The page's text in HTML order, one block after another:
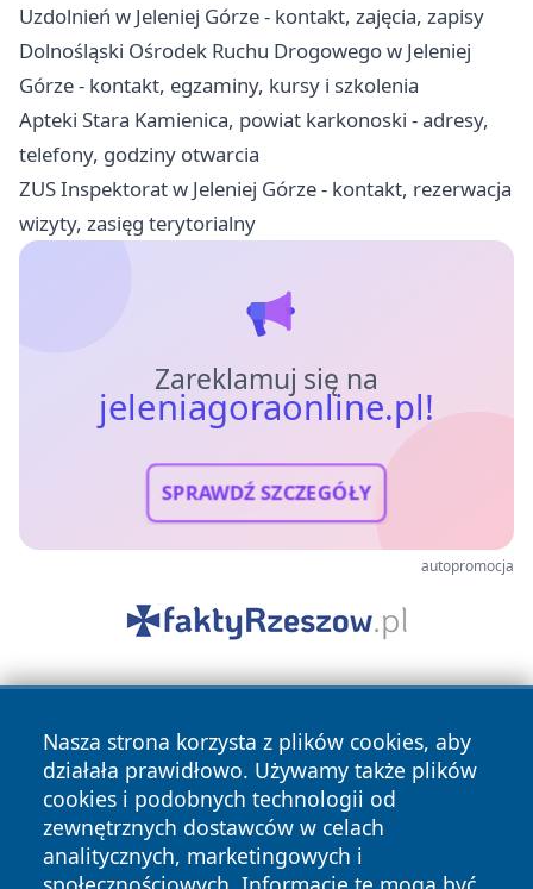
Uzdolnień w Jeleniej Górze - kontakt, zajęcia, zapisy
Dolnośląski Ośrodek Ruchu Drogowego w Jeleniej
Górze - kontakt, egzaminy, kursy i szkolenia
Apteki Stara Kamienica, powiat karkonoski - adresy,
telefony, godziny otwarcia
ZUS Inspektorat w Jeleniej Górze - kontakt, rezerwacja
wizyty, zasięg terytorialny
Zareklamuj się na
jeleniagoraonline.pl!
SPRAWDŹ SZCZEGÓŁY
autopromocja
Nasza strona korzysta z plików cookies, aby
działała prawidłowo. Używamy także plików
cookies i podobnych technologii od
zewnętrznych dostawców w celach
analitycznych, marketingowych i
Copyright © 2026 jeleniagoraonline.pl Wszystkie prawa
zastrzeżone.